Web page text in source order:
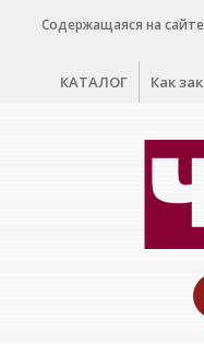
Содержащаяся на
КАТАЛОГ Как